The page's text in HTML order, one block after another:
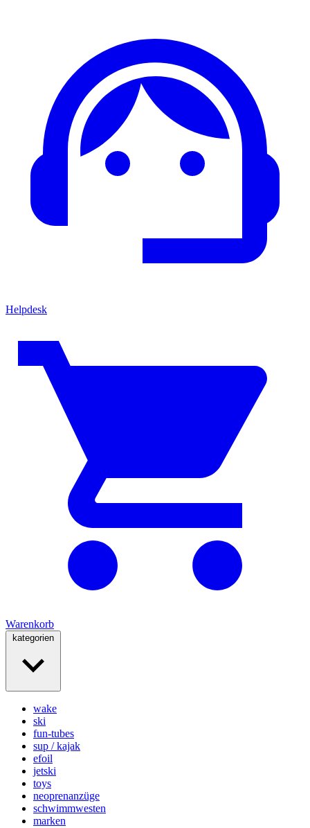
Helpdesk
Warenkorb
kategorien
wake
ski
fun-tubes
sup / kajak
efoil
jetski
toys
neoprenanzüge
schwimmwesten
marken